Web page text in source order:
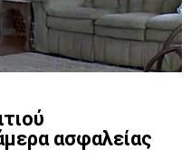
ασφαλείας